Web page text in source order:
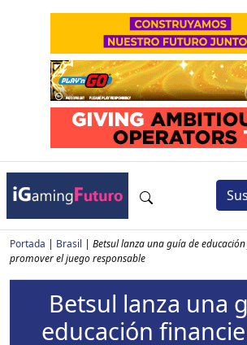
Portada | Brasil | Betsul lanza una guía de
promover el juego responsable
Betsul lanza una
educación